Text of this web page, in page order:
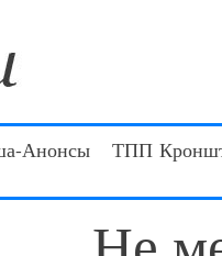
Анонсы ТПП